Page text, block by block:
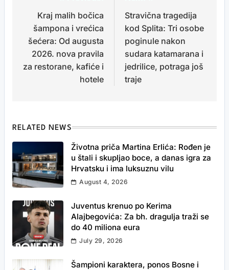
navigation
Kraj malih bočica
šampona i vrećica
šećera: Od augusta
2026. nova pravila
za restorane, kafiće i
hotele
Stravična tragedija
kod Splita: Tri osobe
poginule nakon
sudara katamarana i
jedrilice, potraga još
traje
RELATED NEWS
Životna priča Martina Erlića: Rođen je
u štali i skupljao boce, a danas igra za
Hrvatsku i ima luksuznu vilu
August 4, 2026
Juventus krenuo po Kerima
Alajbegovića: Za bh. dragulja traži se
do 40 miliona eura
July 29, 2026
Šampioni karaktera, ponos Bosne i